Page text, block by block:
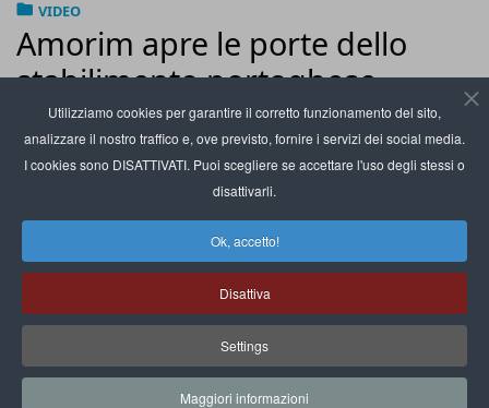
Utilizziamo cookies per garantire il corretto funzionamento del sito,
analizzare il nostro traffico e, ove previsto, fornire i servizi dei social media.
I cookies sono DISATTIVATI. Puoi scegliere se accettare l'uso degli stessi o
disattivarli.
Ok, accetto!
Disattiva
Settings
Maggiori informazioni
VIDEO
Amorim apre le porte dello
stabilimento portoghese
Amorim Cork tecnologie-Amorim Cork lavorazione sughero
Amorim Cork lotta Tca